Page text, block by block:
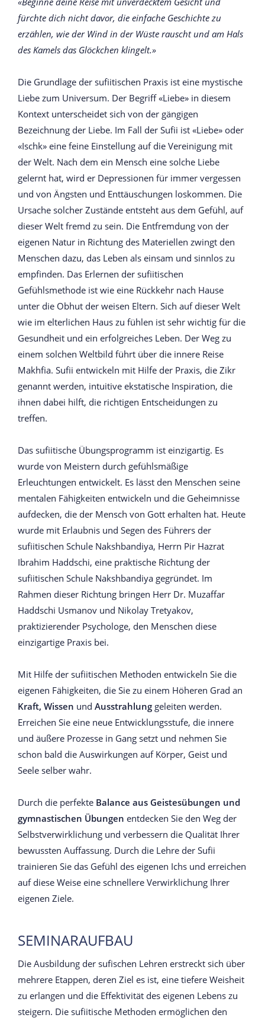
fürchte dich nicht davor, die einfache Geschichte zu
erzählen, wie der Wind in der Wüste rauscht und am Hals
des Kamels das Glöckchen klingelt.»
Die Grundlage der sufiitischen Praxis ist eine mystische
Liebe zum Universum. Der Begriff «Liebe» in diesem
Kontext unterscheidet sich von der gängigen
Bezeichnung der Liebe. Im Fall der Sufii ist «Liebe» oder
«Ischk» eine feine Einstellung auf die Vereinigung mit
der Welt. Nach dem ein Mensch eine solche Liebe
gelernt hat, wird er Depressionen für immer vergessen
und von Ängsten und Enttäuschungen loskommen. Die
Ursache solcher Zustände entsteht aus dem Gefühl, auf
dieser Welt fremd zu sein. Die Entfremdung von der
eigenen Natur in Richtung des Materiellen zwingt den
Menschen dazu, das Leben als einsam und sinnlos zu
empfinden. Das Erlernen der sufiitischen
Gefühlsmethode ist wie eine Rückkehr nach Hause
unter die Obhut der weisen Eltern. Sich auf dieser Welt
wie im elterlichen Haus zu fühlen ist sehr wichtig für die
Gesundheit und ein erfolgreiches Leben. Der Weg zu
einem solchen Weltbild führt über die innere Reise
Makhfia. Sufii entwickeln mit Hilfe der Praxis, die Zikr
genannt werden, intuitive ekstatische Inspiration, die
ihnen dabei hilft, die richtigen Entscheidungen zu
treffen.
Das sufiitische Übungsprogramm ist einzigartig. Es
wurde von Meistern durch gefühlsmäßige
Erleuchtungen entwickelt. Es lässt den Menschen seine
mentalen Fähigkeiten entwickeln und die Geheimnisse
aufdecken, die der Mensch von Gott erhalten hat. Heute
wurde mit Erlaubnis und Segen des Führers der
sufiitischen Schule Nakshbandiya, Herrn Pir Hazrat
Ibrahim Haddschi, eine praktische Richtung der
sufiitischen Schule Nakshbandiya gegründet. Im
Rahmen dieser Richtung bringen Herr Dr. Muzaffar
Haddschi Usmanov und Nikolay Tretyakov,
praktizierender Psychologe, den Menschen diese
einzigartige Praxis bei.
Mit Hilfe der sufiitischen Methoden entwickeln Sie die
eigenen Fähigkeiten, die Sie zu einem Höheren Grad an
Kraft, Wissen und Ausstrahlung geleiten werden.
Erreichen Sie eine neue Entwicklungsstufe, die innere
und äußere Prozesse in Gang setzt und nehmen Sie
schon bald die Auswirkungen auf Körper, Geist und
Seele selber wahr.
Durch die perfekte Balance aus Geistesübungen und
gymnastischen Übungen entdecken Sie den Weg der
Selbstverwirklichung und verbessern die Qualität Ihrer
bewussten Auffassung. Durch die Lehre der Sufii
trainieren Sie das Gefühl des eigenen Ichs und erreichen
auf diese Weise eine schnellere Verwirklichung Ihrer
eigenen Ziele.
SEMINARAUFBAU
Die Ausbildung der sufischen Lehren erstreckt sich über
mehrere Etappen, deren Ziel es ist, eine tiefere Weisheit
zu erlangen und die Effektivität des eigenen Lebens zu
steigern. Die sufiitische Methoden ermöglichen den